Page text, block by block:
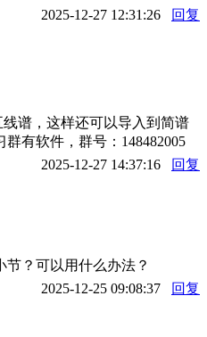
2025-12-27 12:31:26 回复
线谱，这样还可以导入到简谱
有软件，群号：148482005
2025-12-27 14:37:16
回复
？可以用什么办法？
2025-12-25 09:08:37
回复